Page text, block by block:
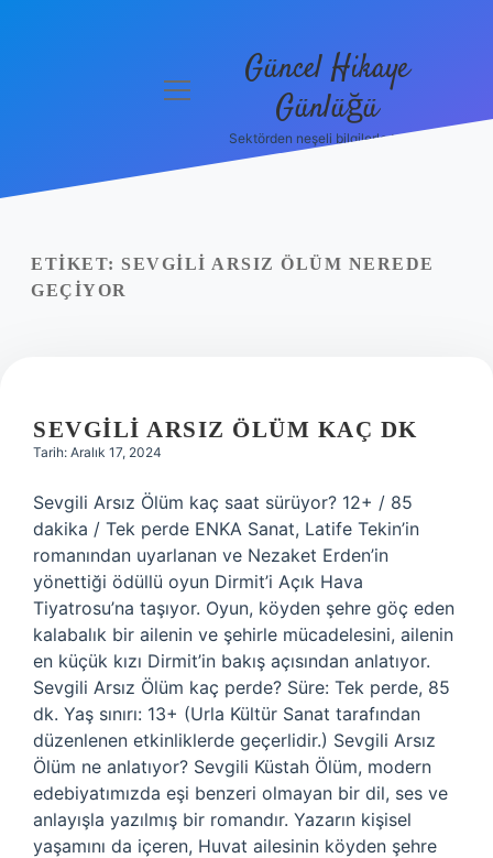
Yasal Uyarı
menüyü
Güncel Hikaye
Günlüğü
Sektörden neşeli bilgilerle tanış!
ETIKET: SEVGILI ARSIZ ÖLÜM NEREDE
GEÇIYOR
SEVGILI ARSIZ ÖLÜM KAÇ DK
Tarih: Aralık 17, 2024
Sevgili Arsız Ölüm kaç saat sürüyor? 12+ / 85
dakika / Tek perde ENKA Sanat, Latife Tekin’in
romanından uyarlanan ve Nezaket Erden’in
yönettiği ödüllü oyun Dirmit’i Açık Hava
Tiyatrosu’na taşıyor. Oyun, köyden şehre göç eden
kalabalık bir ailenin ve şehirle mücadelesini, ailenin
en küçük kızı Dirmit’in bakış açısından anlatıyor.
Sevgili Arsız Ölüm kaç perde? Süre: Tek perde, 85
dk. Yaş sınırı: 13+ (Urla Kültür Sanat tarafından
düzenlenen etkinliklerde geçerlidir.) Sevgili Arsız
Ölüm ne anlatıyor? Sevgili Küstah Ölüm, modern
edebiyatımızda eşi benzeri olmayan bir dil, ses ve
anlayışla yazılmış bir romandır. Yazarın kişisel
yaşamını da içeren, Huvat ailesinin köyden şehre